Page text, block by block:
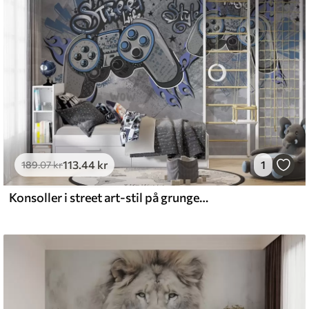
.00kr/m²
and Stick
.67400.00kr/m²
189.07kr113 .44 kr 1
Konsoller i street art-stil på grunge-væggen